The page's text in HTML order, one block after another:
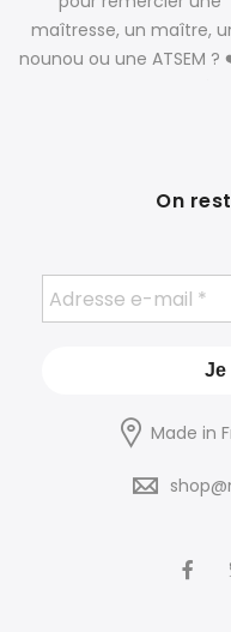
On
Made in